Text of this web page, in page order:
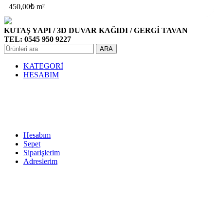
450,00₺ m²
KUTAŞ YAPI / 3D DUVAR KAĞIDI / GERGİ TAVAN
TEL: 0545 950 9227
ARA
KATEGORİ
HESABIM
Hesabım
Sepet
Siparişlerim
Adreslerim